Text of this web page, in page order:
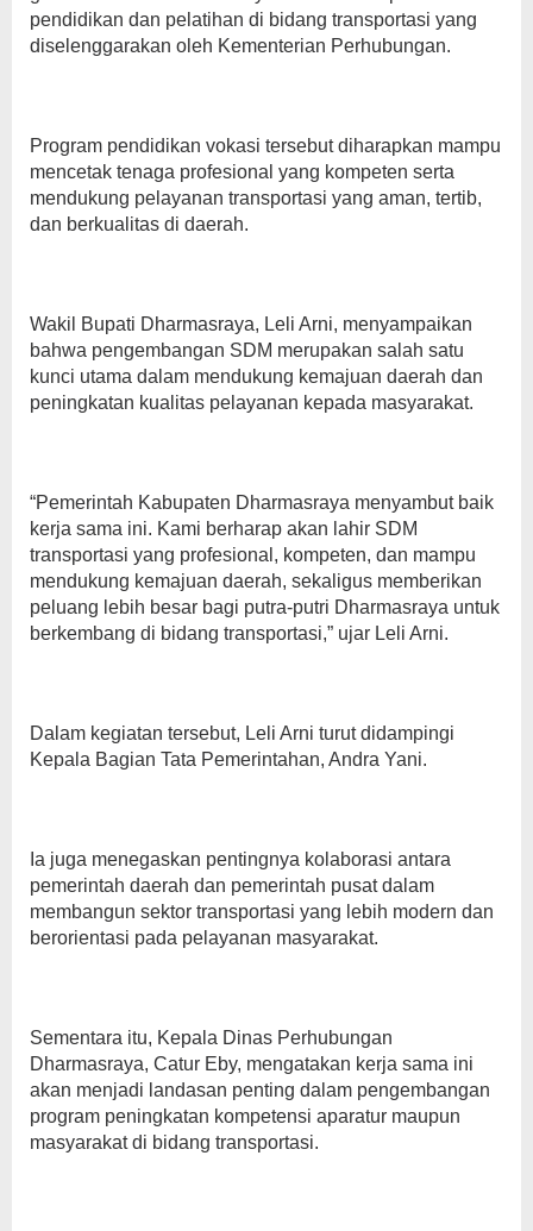
pendidikan dan pelatihan di bidang transportasi yang
diselenggarakan oleh Kementerian Perhubungan.
Program pendidikan vokasi tersebut diharapkan mampu
mencetak tenaga profesional yang kompeten serta
mendukung pelayanan transportasi yang aman, tertib,
dan berkualitas di daerah.
Wakil Bupati Dharmasraya, Leli Arni, menyampaikan
bahwa pengembangan SDM merupakan salah satu
kunci utama dalam mendukung kemajuan daerah dan
peningkatan kualitas pelayanan kepada masyarakat.
“Pemerintah Kabupaten Dharmasraya menyambut baik
kerja sama ini. Kami berharap akan lahir SDM
transportasi yang profesional, kompeten, dan mampu
mendukung kemajuan daerah, sekaligus memberikan
peluang lebih besar bagi putra-putri Dharmasraya untuk
berkembang di bidang transportasi,” ujar Leli Arni.
Dalam kegiatan tersebut, Leli Arni turut didampingi
Kepala Bagian Tata Pemerintahan, Andra Yani.
Ia juga menegaskan pentingnya kolaborasi antara
pemerintah daerah dan pemerintah pusat dalam
membangun sektor transportasi yang lebih modern dan
berorientasi pada pelayanan masyarakat.
Sementara itu, Kepala Dinas Perhubungan
Dharmasraya, Catur Eby, mengatakan kerja sama ini
akan menjadi landasan penting dalam pengembangan
program peningkatan kompetensi aparatur maupun
masyarakat di bidang transportasi.